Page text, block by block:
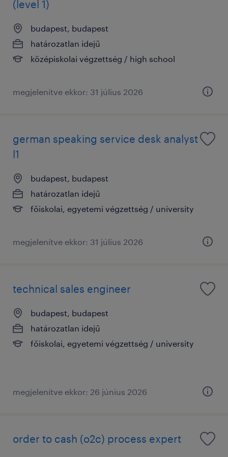
(level 1)
budapest, budapest
határozatlan idejű
középiskolai végzettség / high school
megjelenítve ekkor: 31 július 2026
german speaking service desk analyst
l1
budapest, budapest
határozatlan idejű
főiskolai, egyetemi végzettség / university
megjelenítve ekkor: 31 július 2026
technical sales engineer
budapest, budapest
határozatlan idejű
főiskolai, egyetemi végzettség / university
megjelenítve ekkor: 26 június 2026
order to cash (o2c) process expert